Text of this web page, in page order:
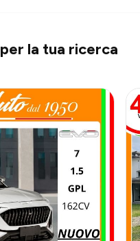
per la tua ricerca